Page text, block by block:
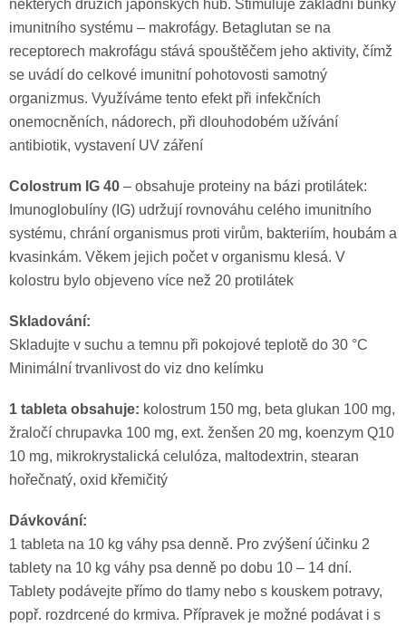
některých druzích japonských hub. Stimuluje základní buňky
imunitního systému – makrofágy. Betaglutan se na
receptorech makrofágu stává spouštěčem jeho aktivity, čímž
se uvádí do celkové imunitní pohotovosti samotný
organizmus. Využíváme tento efekt při infekčních
onemocněních, nádorech, při dlouhodobém užívání
antibiotik, vystavení UV záření
Colostrum IG 40 – obsahuje proteiny na bázi protilátek:
Imunoglobulíny (IG) udržují rovnováhu celého imunitního
systému, chrání organismus proti virům, bakteriím, houbám a
kvasinkám. Věkem jejich počet v organismu klesá. V
kolostru bylo objeveno více než 20 protilátek
Skladování:
Skladujte v suchu a temnu při pokojové teplotě do 30 °C
Minimální trvanlivost do viz dno kelímku
1 tableta obsahuje: kolostrum 150 mg, beta glukan 100 mg,
žraločí chrupavka 100 mg, ext. ženšen 20 mg, koenzym Q10
10 mg, mikrokrystalická celulóza, maltodextrin, stearan
hořečnatý, oxid křemičitý
Dávkování:
1 tableta na 10 kg váhy psa denně. Pro zvýšení účinku 2
tablety na 10 kg váhy psa denně po dobu 10 – 14 dní.
Tablety podávejte přímo do tlamy nebo s kouskem potravy,
popř. rozdrcené do krmiva. Přípravek je možné podávat i s